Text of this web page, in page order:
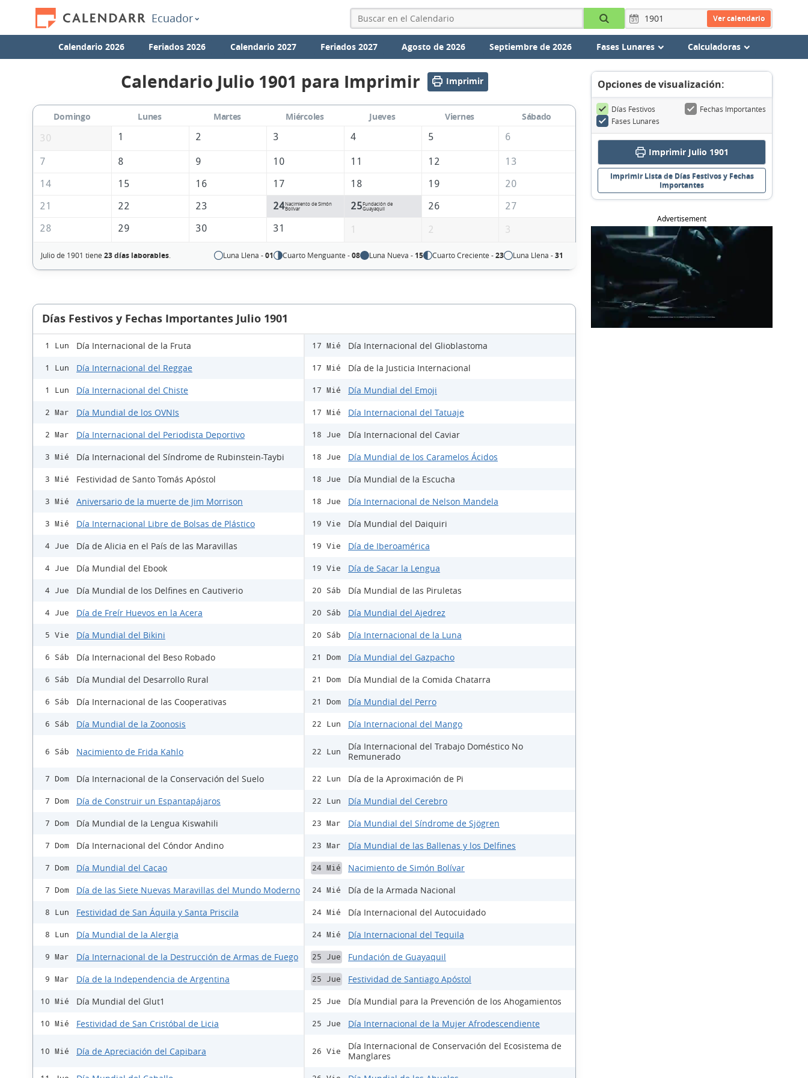
Ecuador Ver calendario
Calendario 2026 Feriados 2026 Calendario 2027 Feriados 2027 Agosto de 2026 Septiembre de 2026 Fases Lunares Calculadoras
Calendario Julio 1901 para Imprimir Imprimir
Domingo Lunes Martes Miércoles Jueves Viernes
Sábado
30
1 2 3 4 5 6
7 8 9 10 11 12
13
14
15 16 17 18 19
20
21
22 23 24Nacimiento de Simón
Bolívar
25Fundación de
Guayaquil
26
27
28
29 30 31 1 2 3
Julio de 1901 tiene 23 días laborables. Luna Llena -01 Cuarto Menguante -08 Luna Nueva - 15 Cuarto Creciente -23 Luna Llena -31
Días Festivos y Fechas Importantes Julio 1901
1 Lun Día Internacional de la Fruta
1 Lun Día Internacional del Reggae
1 Lun Día Internacional del Chiste
2 Mar Día Mundial de los OVNIs
2 Mar Día Internacional del Periodista Deportivo
3 Mié Día Internacional del Síndrome de Rubinstein-Taybi
3 Mié Festividad de Santo Tomás Apóstol
3 Mié Aniversario de la muerte de Jim Morrison
3 Mié Día Internacional Libre de Bolsas de Plástico
4 Jue Día de Alicia en el País de las Maravillas
4 Jue Día Mundial del Ebook
4 Jue Día Mundial de los Delfines en Cautiverio
4 Jue Día de Freír Huevos en la Acera
5 Vie Día Mundial del Bikini
6 Sáb Día Internacional del Beso Robado
6 Sáb Día Mundial del Desarrollo Rural
6 Sáb Día Internacional de las Cooperativas
6 Sáb Día Mundial de la Zoonosis
6 Sáb Nacimiento de Frida Kahlo
7 Dom Día Internacional de la Conservación del Suelo
7 Dom Día de Construir un Espantapájaros
7 Dom Día Mundial de la Lengua Kiswahili
7 Dom Día Internacional del Cóndor Andino
7 Dom Día Mundial del Cacao
7 Dom Día de las Siete Nuevas Maravillas del Mundo Moderno
8 Lun Festividad de San Áquila y Santa Priscila
8 Lun Día Mundial de la Alergia
9 Mar Día Internacional de la Destrucción de Armas de Fuego
9 Mar Día de la Independencia de Argentina
10 Mié Día Mundial del Glut1
10 Mié Festividad de San Cristóbal de Licia
10 Mié Día de Apreciación del Capibara
17 Mié Día Internacional del Glioblastoma
17 Mié Día de la Justicia Internacional
17 Mié Día Mundial del Emoji
17 Mié Día Internacional del Tatuaje
18 Jue Día Internacional del Caviar
18 Jue Día Mundial de los Caramelos Ácidos
18 Jue Día Mundial de la Escucha
18 Jue Día Internacional de Nelson Mandela
19 Vie Día Mundial del Daiquiri
19 Vie Día de Iberoamérica
19 Vie Día de Sacar la Lengua
20 Sáb Día Mundial de las Piruletas
20 Sáb Día Mundial del Ajedrez
20 Sáb Día Internacional de la Luna
21 Dom Día Mundial del Gazpacho
21 Dom Día Mundial de la Comida Chatarra
21 Dom Día Mundial del Perro
22 Lun Día Internacional del Mango
22 Lun
Día Internacional del Trabajo Doméstico No
Remunerado
22 Lun Día de la Aproximación de Pi
22 Lun Día Mundial del Cerebro
23 Mar Día Mundial del Síndrome de Sjögren
23 Mar Día Mundial de las Ballenas y los Delfines
24 Mié Nacimiento de Simón Bolívar
24 Mié Día de la Armada Nacional
24 Mié Día Internacional del Autocuidado
24 Mié Día Internacional del Tequila
25 Jue Fundación de Guayaquil
25 Jue Festividad de Santiago Apóstol
25 Jue Día Mundial para la Prevención de los Ahogamientos
25 Jue Día Internacional de la Mujer Afrodescendiente
26 Vie
Día Internacional de Conservación del Ecosistema de
Manglares
Opciones de visualización:
Días Festivos
Fechas Importantes
Fases Lunares
Imprimir Julio 1901
Imprimir Lista de Días Festivos y Fechas
Importantes
Advertisement